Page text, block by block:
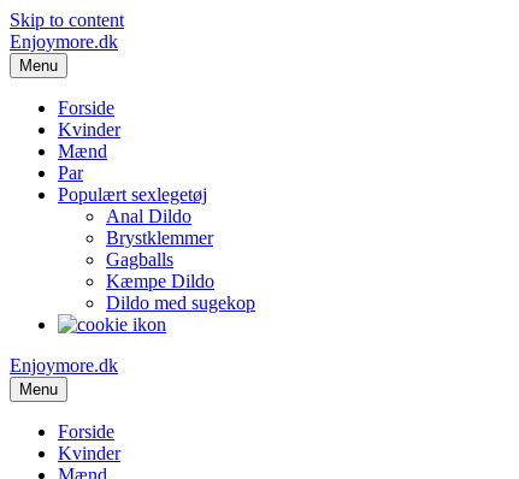
Skip to content
Enjoymore.dk
Menu
Forside
Kvinder
Mænd
Par
Populært sexlegetøj
Anal Dildo
Brystklemmer
Gagballs
Kæmpe Dildo
Dildo med sugekop
Enjoymore.dk
Menu
Forside
Kvinder
Mænd